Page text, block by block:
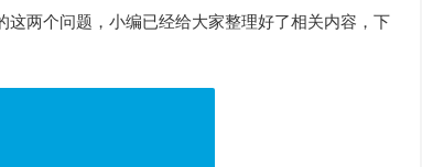
两个问题，小编已经给大家整理好了相关内容，下